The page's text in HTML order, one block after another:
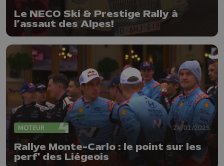
Le NECO Ski & Prestige Rally à
l’assaut des Alpes!
MOTEUR 24/01/2025
Rallye Monte-Carlo : le point sur les
perf' des Liégeois